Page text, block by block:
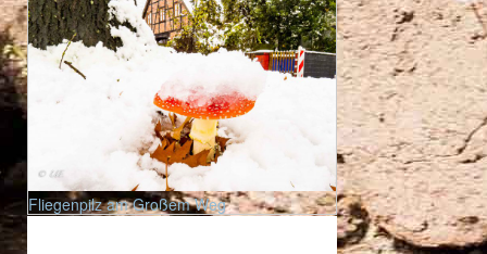
Fliegenpilz am Großem Weg